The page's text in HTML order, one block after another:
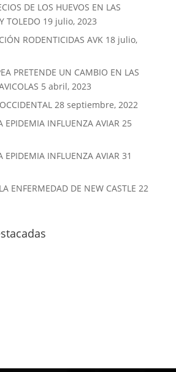
DE LOS HUEVOS EN LAS
TOLEDO 19 julio, 2023
RODENTICIDAS AVK 18 julio,
PRETENDE UN CAMBIO EN LAS
5 abril, 2023
28 septiembre, 2022
EPIDEMIA INFLUENZA AVIAR 25
EPIDEMIA INFLUENZA AVIAR 31
ENFERMEDAD DE NEW CASTLE 22